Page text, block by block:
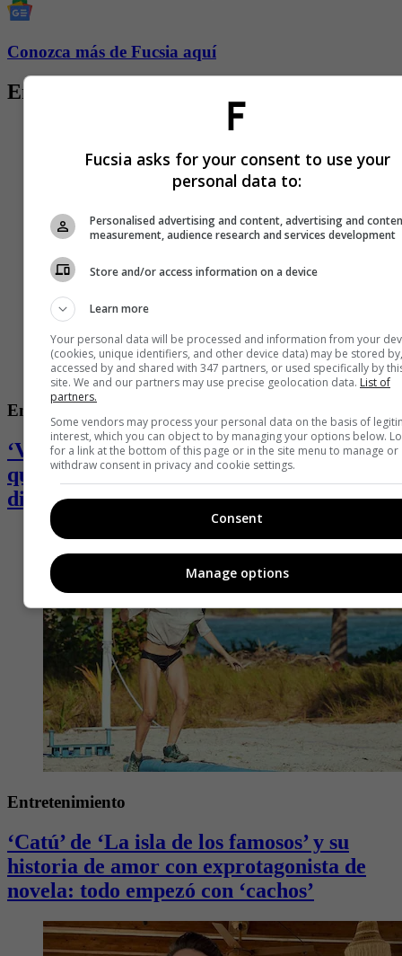
Conozca más de Fucsia aquí
Entradas relacionadas
Entretenimiento
‘Valkyria’, ganadora del ‘Desafió’, se
quebró y desahogó en redes: pasa por
difícil momento
Entretenimiento
‘Catú’ de ‘La isla de los famosos’ y su
historia de amor con exprotagonista de
novela: todo empezó con ‘cachos’
Fucsia asks for your consent to use your
personal data to:
Personalised advertising and content, advertising and
measurement, audience research and services development
Store and/or access information on a device
Learn more
Your personal data will be processed and information from your
(cookies, unique identifiers, and other device data) may be stored by,
accessed by and shared with 347 partners, or used specifically by
site. We and our partners may use precise geolocation data. List of
partners.
Some vendors may process your personal data on the basis of
interest, which you can object to by managing your options below.
for a link at the bottom of this page or in the site menu to manage or
withdraw consent in privacy and cookie settings.
Consent
Manage options